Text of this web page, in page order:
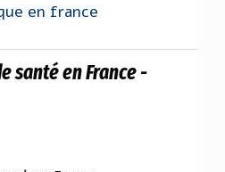
en france
santé en France -